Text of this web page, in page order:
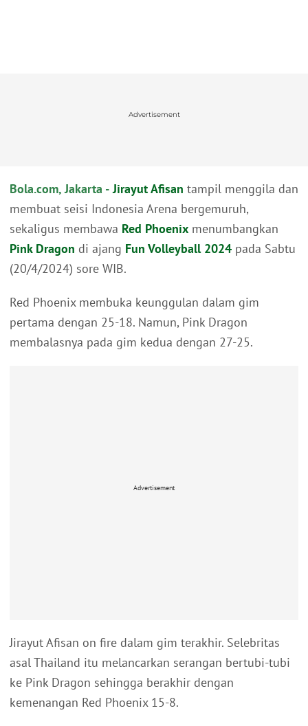
Advertisement
Bola.com, Jakarta - Jirayut Afisan tampil menggila dan
membuat seisi Indonesia Arena bergemuruh,
sekaligus membawa Red Phoenix menumbangkan
Pink Dragon di ajang Fun Volleyball 2024 pada Sabtu
(20/4/2024) sore WIB.
Red Phoenix membuka keunggulan dalam gim
pertama dengan 25-18. Namun, Pink Dragon
membalasnya pada gim kedua dengan 27-25.
Advertisement
Jirayut Afisan on fire dalam gim terakhir. Selebritas
asal Thailand itu melancarkan serangan bertubi-tubi
ke Pink Dragon sehingga berakhir dengan
kemenangan Red Phoenix 15-8.